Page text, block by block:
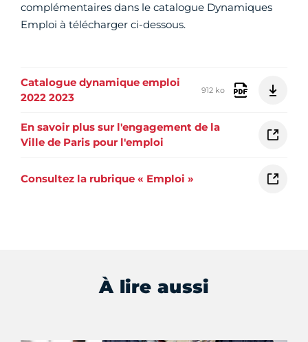
complémentaires dans le catalogue Dynamiques
Emploi à télécharger ci-dessous.
Catalogue dynamique emploi
2022 2023
912 ko
En savoir plus sur l'engagement de la
Ville de Paris pour l'emploi
Consultez la rubrique « Emploi »
À lire aussi